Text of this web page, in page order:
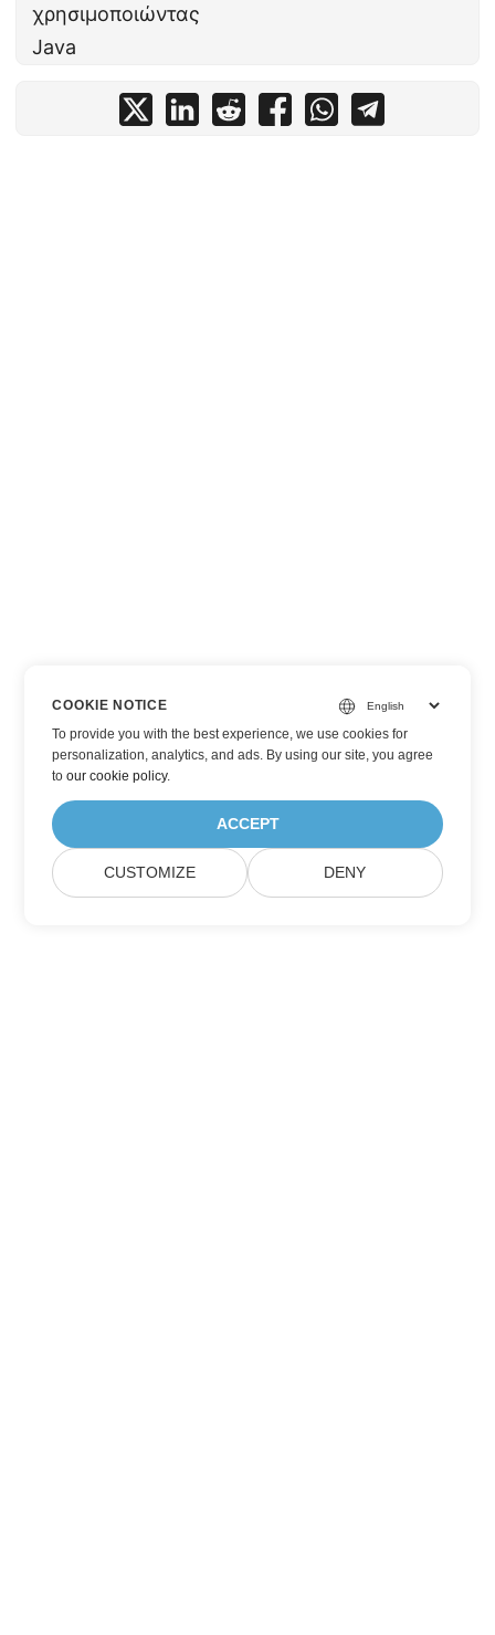
χρησιμοποιώντας
Java
COOKIE NOTICE
To provide you with the best experience, we use cookies for
personalization, analytics, and ads. By using our site, you agree
toour cookie policy.
ACCEPT
CUSTOMIZE DENY